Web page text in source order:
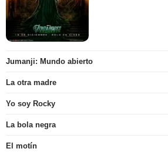
Jumanji: Mundo abierto
La otra madre
Yo soy Rocky
La bola negra
El motín